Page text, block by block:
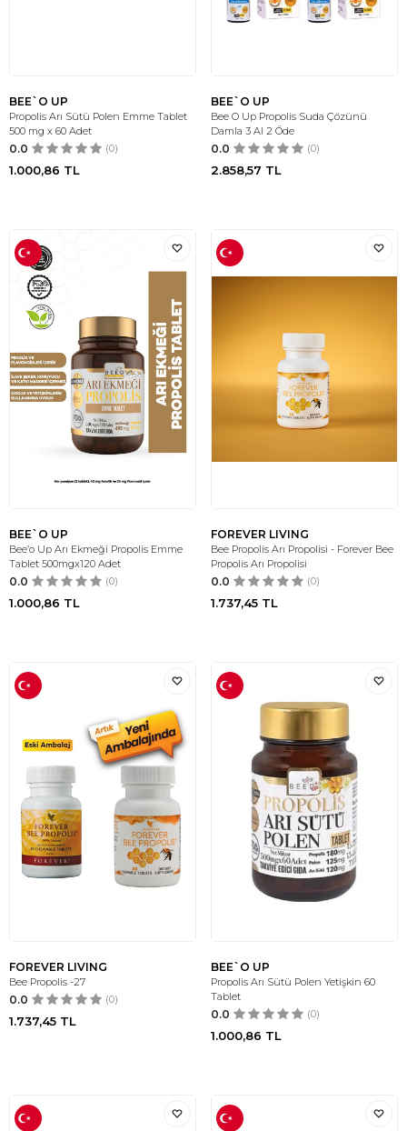
BEE`O UP
Propolis Arı Sütü Polen Emme Tablet
500 mg x 60 Adet
0.0 (0)
1.000,86 TL
BEE`O UP
Bee O Up Propolis Suda Çözünü
Damla 3 Al 2 Öde
0.0 (0)
2.858,57 TL
BEE`O UP
Bee’o Up Arı Ekmeği Propolis Emme
Tablet 500mgx120 Adet
0.0 (0)
1.000,86 TL
FOREVER LIVING
Bee Propolis Arı Propolisi - Forever Bee
Propolis Arı Propolisi
0.0 (0)
1.737,45 TL
FOREVER LIVING
Bee Propolis -27
0.0 (0)
1.737,45 TL
BEE`O UP
Propolis Arı Sütü Polen Yetişkin 60
Tablet
0.0 (0)
1.000,86 TL